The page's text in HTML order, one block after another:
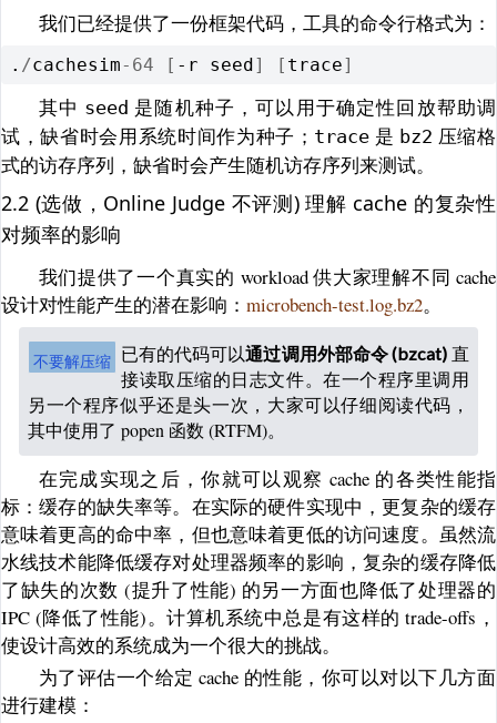
我们已经提供了一份框架代码，工具的命令行格式为：
. /cachesim- 64 [ -r seed] [ trace]
其中 seed 是随机种子，可以用于确定性回放帮助调
试，缺省时会用系统时间作为种子； trace 是 bz2 压缩格
式的访存序列，缺省时会产生随机访存序列来测试。
2.2 (选做，Online Judge 不评测) 理解 cache 的复杂性
对频率的影响
我们提供了一个真实的 workload 供大家理解不同 cache
设计对性能产生的潜在影响： microbench-test.log.bz2。
不要解压缩 已有的代码可以通过调用外部命令 (bzcat)直
接读取压缩的日志文件。在一个程序里调用
另一个程序似乎还是头一次，大家可以仔细阅读代码，
其中使用了 popen 函数 (RTFM)。
在完成实现之后，你就可以观察 cache 的各类性能指
标：缓存的缺失率等。在实际的硬件实现中，更复杂的缓存
意味着更高的命中率，但也意味着更低的访问速度。虽然流
水线技术能降低缓存对处理器频率的影响，复杂的缓存降低
了缺失的次数 (提升了性能) 的另一方面也降低了处理器的
IPC (降低了性能)。计算机系统中总是有这样的 trade-offs，
使设计高效的系统成为一个很大的挑战。
为了评估一个给定 cache 的性能，你可以对以下几方面
进行建模：